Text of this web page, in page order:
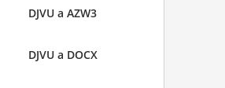
DJVU a AZW3
DJVU a DOCX